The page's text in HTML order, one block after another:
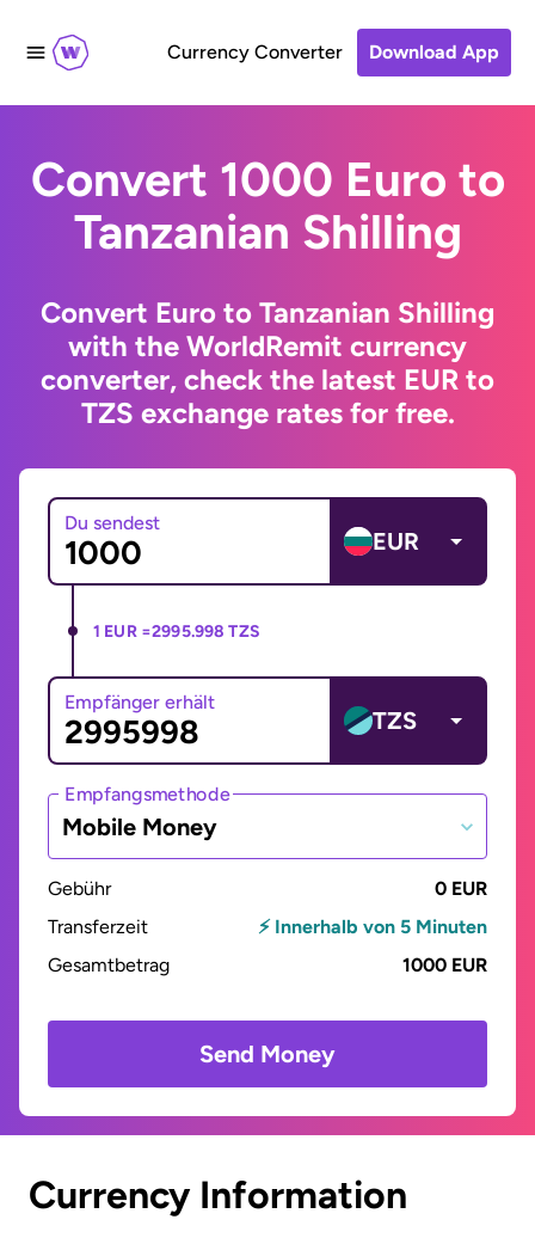
Currency Converter Download App
Convert 1000 Euro to
Tanzanian Shilling
Convert Euro to Tanzanian Shilling
with the WorldRemit currency
converter, check the latest EUR to
TZS exchange rates for free.
Du sendest
EUR
1 EUR =2995.998 TZS
Empfänger erhält
TZS
Empfangsmethode
Mobile Money
Gebühr
0 EUR
Transferzeit
⚡ Innerhalb von 5 Minuten
Gesamtbetrag
1000 EUR
Send Money
Currency Information